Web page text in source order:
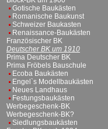
Gotische Baukästen
Romanische Baukunst
Schweizer Baukasten
Renaissance-Baukästen
Französischer BK
Deutscher BK um 1910
Prima Deutscher BK
Prima Fröbels Bauschule
Ecoba Baukästen
Engel`s Modellbaukästen
Neues Landhaus
Festungsbaukästen
Werbegeschenk-BK
Werbegeschenk-BK?
Siedlungsbaukästen